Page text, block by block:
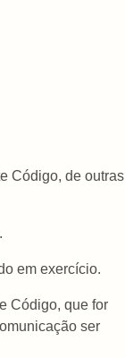
Código, de outras
em exercício.
Código, que for
ser